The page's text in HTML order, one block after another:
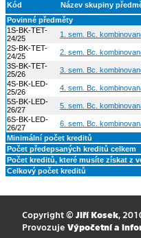
Kód
Název skupiny
Povinné předměty
1S-BK-TET-
24/25
1. sem. Bc.
2S-BK-TET-
24/25
2. sem. Bc.
3S-BK-TET-
25/26
3. sem. Bc.
4S-BK-LED-
25/26
4. sem. Bc.
5S-BK-LED-
26/27
5. sem. Bc.
6S-BK-LED-
26/27
6. sem. Bc.
Minimální počet kreditů
Počet předepsaných kreditů celkem
Počet kreditů, které musíte získat z
Celkový počet kreditů
Copyright © Jiří Kosek,
Provozuje Výpočetní a